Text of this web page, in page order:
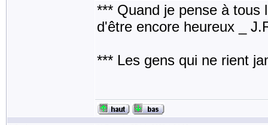
*** Quand je pense à tous
d'être encore heureux _
*** Les gens qui ne rient